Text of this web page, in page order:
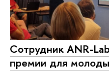
Сотрудник ANR-
премии для